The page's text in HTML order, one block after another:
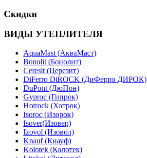
Скидки
ВИДЫ УТЕПЛИТЕЛЯ
AquaMast (АкваМаст)
Bonolit (Бонолит)
Ceresit (Церезит)
DiFerro DiROCK (ДиФерро ДИРОК)
DuPont (ДюПон)
Gyproc (Гипрок)
Hotrock (Хотрок)
Isoroc (Изорок)
Isover(Изовер)
Izovol (Изовол)
Knauf (Кнауф)
Kolotek (Колотек)